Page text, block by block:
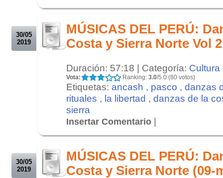
30/05
2019
MÚSICAS DEL PERÚ:
Costa y Sierra Norte Vol
Duración: 57:18 | Categoría: Cultura
Vota: Ranking: 3.0/5.0 (80 votos)
Etiquetas: ancash , pasco , danzas
rituales , la libertad , danzas de la
sierra
Insertar Comentario |
30/05
2019
MÚSICAS DEL PERÚ:
Costa y Sierra Norte (09-